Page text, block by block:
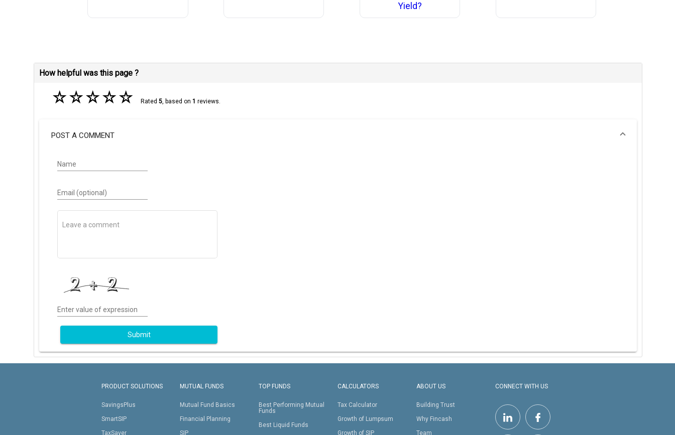
Yield?
How helpful was this page ?
☆☆☆☆☆ Rated 5, based on 1 reviews.
POST A COMMENT
Name
Email (optional)
Enter value of expression
Submit
PRODUCT SOLUTIONS
SavingsPlus
SmartSIP
TaxSaver
MUTUAL FUNDS
Mutual Fund Basics
Financial Planning
SIP
TOP FUNDS
Best Performing Mutual
Funds
Best Liquid Funds
CALCULATORS
Tax Calculator
Growth of Lumpsum
Growth of SIP
ABOUT US
Building Trust
Why Fincash
Team
CONNECT WITH US